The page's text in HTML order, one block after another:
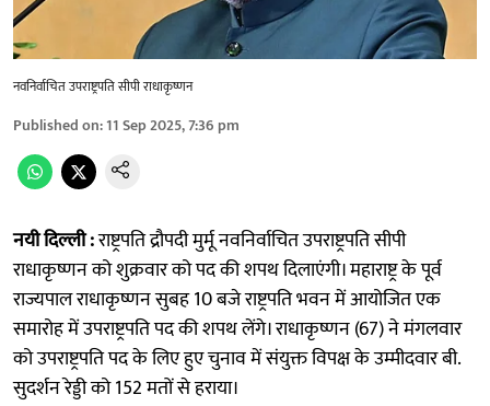
नवनिर्वाचित उपराष्ट्रपति सीपी राधाकृष्णन
Published on:11 Sep 2025, 7:36 pm
नयी दिल्ली :राष्ट्रपति द्रौपदी मुर्मू नवनिर्वाचित उपराष्ट्रपति सीपी
राधाकृष्णन को शुक्रवार को पद की शपथ दिलाएंगी। महाराष्ट्र के पूर्व
राज्यपाल राधाकृष्णन सुबह 10 बजे राष्ट्रपति भवन में आयोजित एक
समारोह में उपराष्ट्रपति पद की शपथ लेंगे। राधाकृष्णन (67) ने मंगलवार
को उपराष्ट्रपति पद के लिए हुए चुनाव में संयुक्त विपक्ष के उम्मीदवार बी.
सुदर्शन रेड्डी को 152 मतों से हराया।